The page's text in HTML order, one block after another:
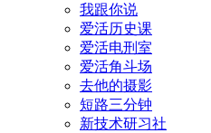
我跟你说
爱活历史课
爱活电刑室
爱活角斗场
去他的摄影
短路三分钟
新技术研习社